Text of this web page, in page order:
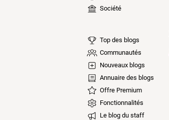
Société
Top des blogs
Communautés
Nouveaux blogs
Annuaire des blogs
Offre Premium
Fonctionnalités
Le blog du staff